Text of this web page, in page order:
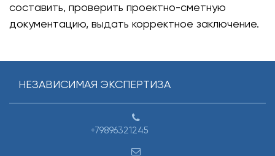
составить, проверить проектно-сметную
документацию, выдать корректное заключение.
НЕЗАВИСИМАЯ ЭКСПЕРТИЗА
+79896321245